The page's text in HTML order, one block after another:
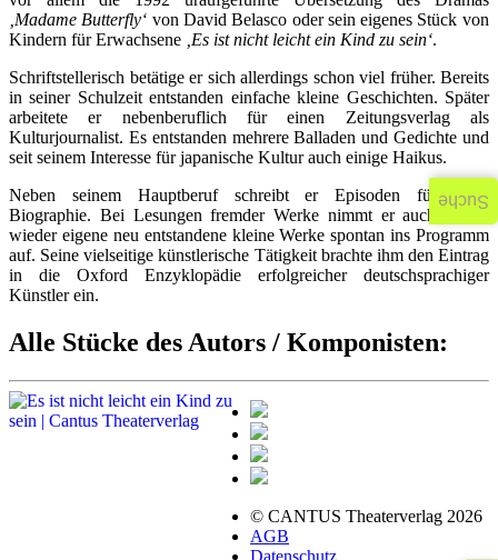
‚Madame Butterfly‘ von David Belasco oder sein eigenes Stück von
Kindern für Erwachsene ‚Es ist nicht leicht ein Kind zu sein‘.
Schriftstellerisch betätige er sich allerdings schon viel früher. Bereits
in seiner Schulzeit entstanden einfache kleine Geschichten. Später
arbeitete er nebenberuflich für einen Zeitungsverlag als
Kulturjournalist. Es entstanden mehrere Balladen und Gedichte und
seit seinem Interesse für japanische Kultur auch einige Haikus.
Neben seinem Hauptberuf schreibt er Episoden für seine
Biographie. Bei Lesungen fremder Werke nimmt er auch immer
wieder eigene neu entstandene kleine Werke spontan ins Programm
auf. Seine vielseitige künstlerische Tätigkeit brachte ihm den Eintrag
in die Oxford Enzyklopädie erfolgreicher deutschsprachiger
Künstler ein.
Alle Stücke des Autors / Komponisten:
© CANTUS Theaterverlag 2026
AGB
Datenschutz
Suche